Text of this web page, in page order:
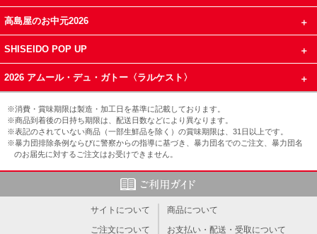
高島屋のお中元2026
SHISEIDO POP UP
2026 アムール・デュ・ガトー〈ラルケスト〉
※消費・賞味期限は製造・加工日を基準に記載しております。
※商品到着後の日持ち期限は、配送日数などにより異なります。
※表記のされていない商品（一部生鮮品を除く）の賞味期限は、31日以上です。
※暴力団排除条例ならびに警察からの指導に基づき、暴力団名でのご注文、暴力団名
のお届先に対するご注文はお受けできません。
サイトについて
商品について
ご注文について
お支払い・配送・受取について